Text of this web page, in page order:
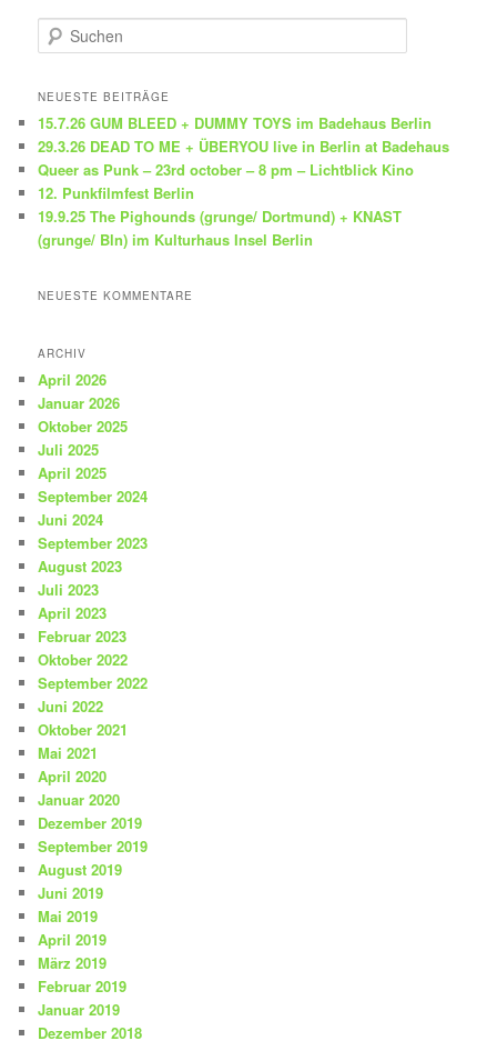
u
h
n
NEUESTE BEITRÄGE
15.7.26 GUM BLEED + DUMMY TOYS im Badehaus Berlin
29.3.26 DEAD TO ME + ÜBERYOU live in Berlin at Badehaus
Queer as Punk – 23rd october – 8 pm – Lichtblick Kino
12. Punkfilmfest Berlin
19.9.25 The Pighounds (grunge/ Dortmund) + KNAST
(grunge/ Bln) im Kulturhaus Insel Berlin
NEUESTE KOMMENTARE
ARCHIV
April 2026
Januar 2026
Oktober 2025
Juli 2025
April 2025
September 2024
Juni 2024
September 2023
August 2023
Juli 2023
April 2023
Februar 2023
Oktober 2022
September 2022
Juni 2022
Oktober 2021
Mai 2021
April 2020
Januar 2020
Dezember 2019
September 2019
August 2019
Juni 2019
Mai 2019
April 2019
März 2019
Februar 2019
Januar 2019
Dezember 2018